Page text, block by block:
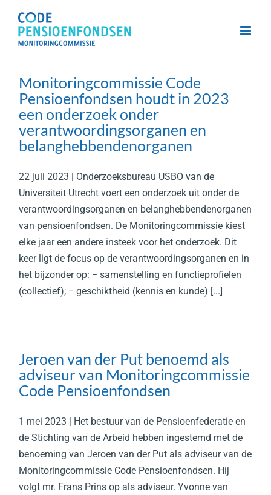
content
Monitoringcommissie Code
Pensioenfondsen houdt in 2023
een onderzoek onder
verantwoordingsorganen en
belanghebbendenorganen
22 juli 2023 | Onderzoeksbureau USBO van de
Universiteit Utrecht voert een onderzoek uit onder de
verantwoordingsorganen en belanghebbendenorganen
van pensioenfondsen. De Monitoringcommissie kiest
elke jaar een andere insteek voor het onderzoek. Dit
keer ligt de focus op de verantwoordingsorganen en in
het bijzonder op: − samenstelling en functieprofielen
(collectief); − geschiktheid (kennis en kunde) [...]
Jeroen van der Put benoemd als
adviseur van Monitoringcommissie
Code Pensioenfondsen
1 mei 2023 | Het bestuur van de Pensioenfederatie en
de Stichting van de Arbeid hebben ingestemd met de
benoeming van Jeroen van der Put als adviseur van de
Monitoringcommissie Code Pensioenfondsen. Hij
volgt mr. Frans Prins op als adviseur. Yvonne van